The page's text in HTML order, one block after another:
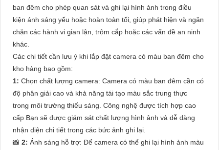
ban đêm cho phép quan sát và ghi lại hình ảnh trong điều
kiện ánh sáng yếu hoặc hoàn toàn tối, giúp phát hiện và ngăn
chặn các hành vi gian lận, trộm cắp hoặc các vấn đề an ninh
khác.
Các chi tiết cần lưu ý khi lắp đặt camera có màu ban đêm cho
kho hàng bao gồm:
1: Chọn chất lượng camera: Camera có màu ban đêm cần có
độ phân giải cao và khả năng tái tạo màu sắc trung thực
trong môi trường thiếu sáng. Công nghệ được tích hợp cao
cấp Bạn sẽ được giám sát chất lượng hình ảnh và dễ dàng
nhận diện chi tiết trong các bức ảnh ghi lại.
📸 2: Ánh sáng hỗ trợ: Để camera có thể ghi lại hình ảnh màu